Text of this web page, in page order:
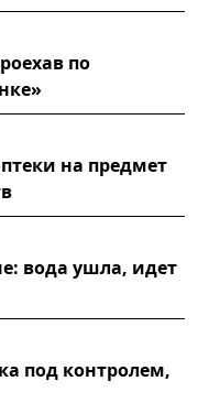
по
на предмет
вода ушла, идет
под контролем,